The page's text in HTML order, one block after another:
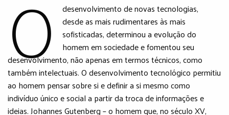
O desenvolvimento de novas tecnologias,
desde as mais rudimentares às mais
sofisticadas, determinou a evolução do
homem em sociedade e fomentou seu
desenvolvimento, não apenas em termos técnicos, como
também intelectuais. O desenvolvimento tecnológico permitiu
ao homem pensar sobre si e definir a si mesmo como
indivíduo único e social a partir da troca de informações e
ideias. Johannes Gutenberg – o homem que, no século XV,